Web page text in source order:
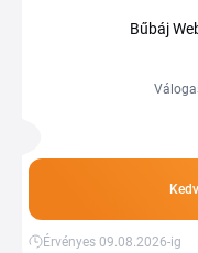
társasjátékoktól a
spórolhatsz, amikor
Bűbáj
Érvényes 09.08.2026-ig